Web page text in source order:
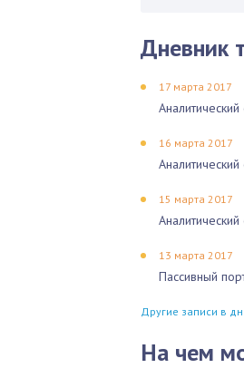
Дневник
17 марта 2017
16 марта 2017
15 марта 2017
13 марта 2017
Пассивный
Другие записи в
На чем